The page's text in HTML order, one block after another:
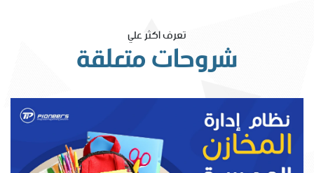
تعرف اكثر علي
شروحات متعلقة